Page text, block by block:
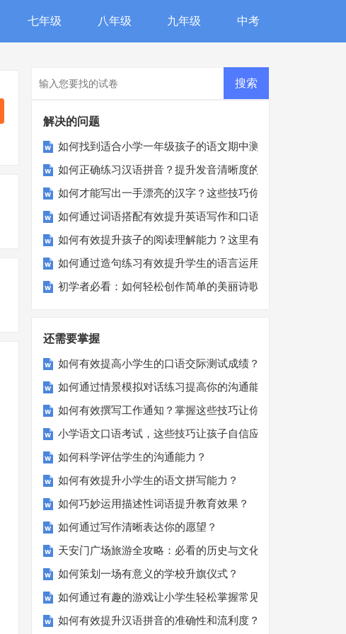
七年级 八年级 九年级 中考
解决的问题
如何找到适合小学一年级孩子的语文期中测试卷？
如何正确练习汉语拼音？提升发音清晰度的小秘诀
如何才能写出一手漂亮的汉字？这些技巧你不可不知！
如何通过词语搭配有效提升英语写作和口语表达？
如何有效提升孩子的阅读理解能力？这里有秘诀！
如何通过造句练习有效提升学生的语言运用能力？
初学者必看：如何轻松创作简单的美丽诗歌？
还需要掌握
如何有效提高小学生的口语交际测试成绩？
如何通过情景模拟对话练习提高你的沟通能力？
如何有效撰写工作通知？掌握这些技巧让你的通知更专业！
小学语文口语考试，这些技巧让孩子自信应考？
如何科学评估学生的沟通能力？
如何有效提升小学生的语文拼写能力？
如何巧妙运用描述性词语提升教育效果？
如何通过写作清晰表达你的愿望？
天安门广场旅游全攻略：必看的历史与文化景点
如何策划一场有意义的学校升旗仪式？
如何通过有趣的游戏让小学生轻松掌握常见姓氏？
如何有效提升汉语拼音的准确性和流利度？这里有妙招！